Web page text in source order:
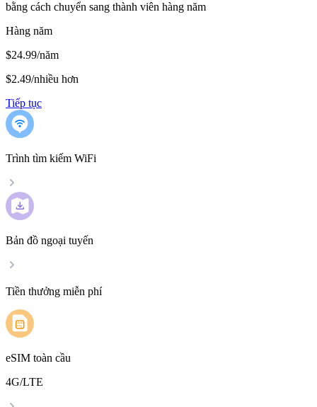
bằng cách chuyển sang thành viên hàng năm
Hàng năm
$24.99/năm
$2.49/nhiều hơn
Tiếp tục
Trình tìm kiếm WiFi
Bản đồ ngoại tuyến
Tiền thưởng miễn phí
eSIM toàn cầu
4G/LTE